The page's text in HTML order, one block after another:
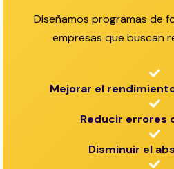
Diseñamos programas de
empresas que buscan
Mejorar el
Reducir errores
Disminuir el